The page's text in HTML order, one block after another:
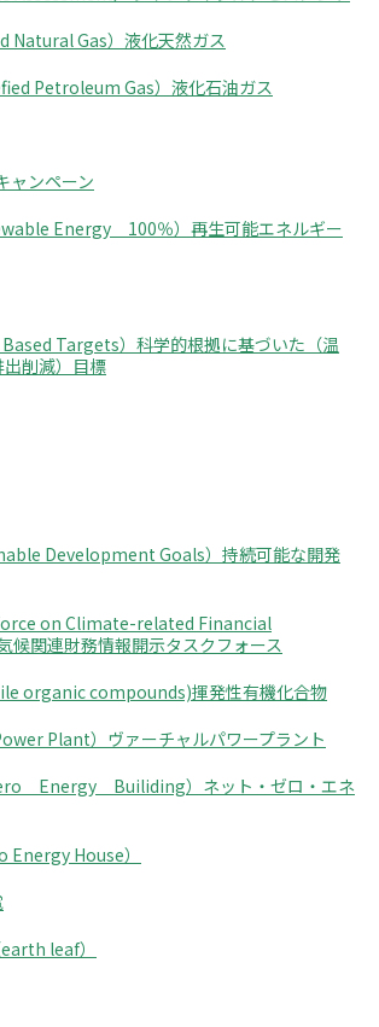
Natural Gas）液化天然ガス
Petroleum Gas）液化石油ガス
ャンペーン
Energy 100％）再生可能エネルギー
Targets）科学的根拠に基づいた（温
削減）目標
Development Goals）持続可能な開発
on Climate-related Financial
候関連財務情報開示タスクフォース
organic compounds)揮発性有機化合物
Plant）ヴァーチャルパワープラント
Energy Builiding）ネット・ゼロ・エネ
Energy House）
leaf）